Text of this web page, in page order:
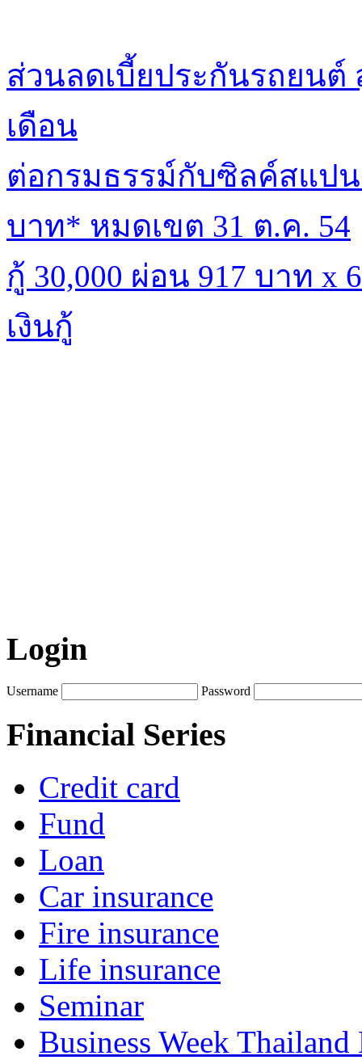
ส่วนลดเบี้ยประกันรถยนต์
เดือน
ต่อกรมธรรม์กับซิลค์สแป
บาท* หมดเขต 31 ต.ค. 54
กู้ 30,000 ผ่อน 917 บาท x
เงินกู้
Login
Username Password
Financial Series
Credit card
Fund
Loan
Car insurance
Fire insurance
Life insurance
Seminar
Business Week Thailand